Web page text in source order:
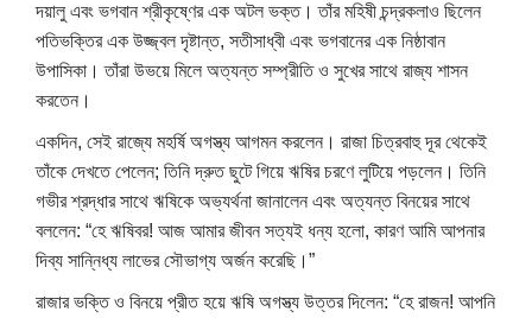
দয়ালু এবং ভগবান শ্রীকৃষ্ণের এক অটল ভক্ত। তাঁর মহিষী চন্দ্রকলাও ছিলেন
পতিভক্তির এক উজ্জ্বল দৃষ্টান্ত, সতীসাধ্বী এবং ভগবানের এক নিষ্ঠাবান
উপাসিকা। তাঁরা উভয়ে মিলে অত্যন্ত সম্প্রীতি ও সুখের সাথে রাজ্য শাসন
করতেন।
একদিন, সেই রাজ্যে মহর্ষি অগস্ত্য আগমন করলেন। রাজা চিত্রবাহু দূর থেকেই
তাঁকে দেখতে পেলেন; তিনি দ্রুত ছুটে গিয়ে ঋষির চরণে লুটিয়ে পড়লেন। তিনি
গভীর শ্রদ্ধার সাথে ঋষিকে অভ্যর্থনা জানালেন এবং অত্যন্ত বিনয়ের সাথে
বললেন: “হে ঋষিবর! আজ আমার জীবন সত্যই ধন্য হলো, কারণ আমি আপনার
দিব্য সান্নিধ্য লাভের সৌভাগ্য অর্জন করেছি।”
রাজার ভক্তি ও বিনয়ে প্রীত হয়ে ঋষি অগস্ত্য উত্তর দিলেন: “হে রাজন! আপনি